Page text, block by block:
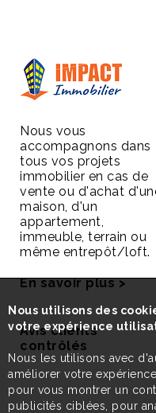
Nous vous
accompagnons dans
tous vos projets
immobilier en cas de
vente ou d'achat
maison, d'un
appartement,
immeuble, terrain ou
même entrepôt/loft.
En savoir plus >
Avis clients
contrôlés
Nous utilisons des
votre expérience
Nous les utilisons avec
améliorer votre
pour vous montrer un
publicités ciblées, pour